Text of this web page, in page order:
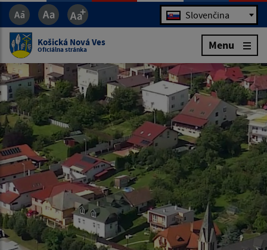
Jazyk Slovenčina
Košická Nová Ves
Oficiálna stránka Menu